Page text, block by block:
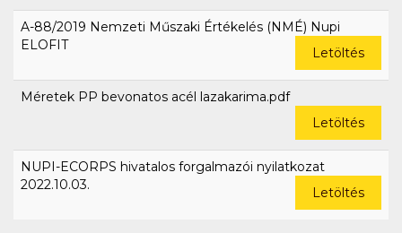
A-88/2019 Nemzeti Műszaki Értékelés (NMÉ) Nupi
ELOFIT
Letöltés
Méretek PP bevonatos acél lazakarima.pdf
Letöltés
NUPI-ECORPS hivatalos forgalmazói nyilatkozat
2022.10.03.
Letöltés